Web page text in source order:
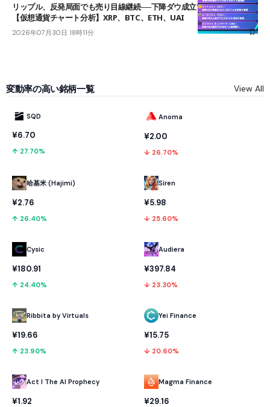
リップル、反発局面でも売り目線継続──下降ダウ成立で下値追う展開
【仮想通貨チャート分析】XRP、BTC、ETH、UAI
2026年07月30日 18時11分
変動率の高い銘柄一覧 View All
SQD
¥6.70
↑ 27.70%
哈基米 (Hajimi)
¥2.76
↑ 26.40%
Cysic
¥180.91
↑ 24.40%
Ribbita by Virtuals
¥19.66
↑ 23.90%
Act I The AI Prophecy
¥1.92
Anoma
¥2.00
↓ 26.70%
Siren
¥5.98
↓ 25.60%
Audiera
¥397.84
↓ 23.30%
Yei Finance
¥15.75
↓ 20.60%
Magma Finance
¥29.16